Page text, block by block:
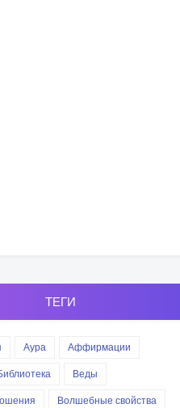
ТЕГИ
Аура
Аффирмации
Веды
Волшебные свойства